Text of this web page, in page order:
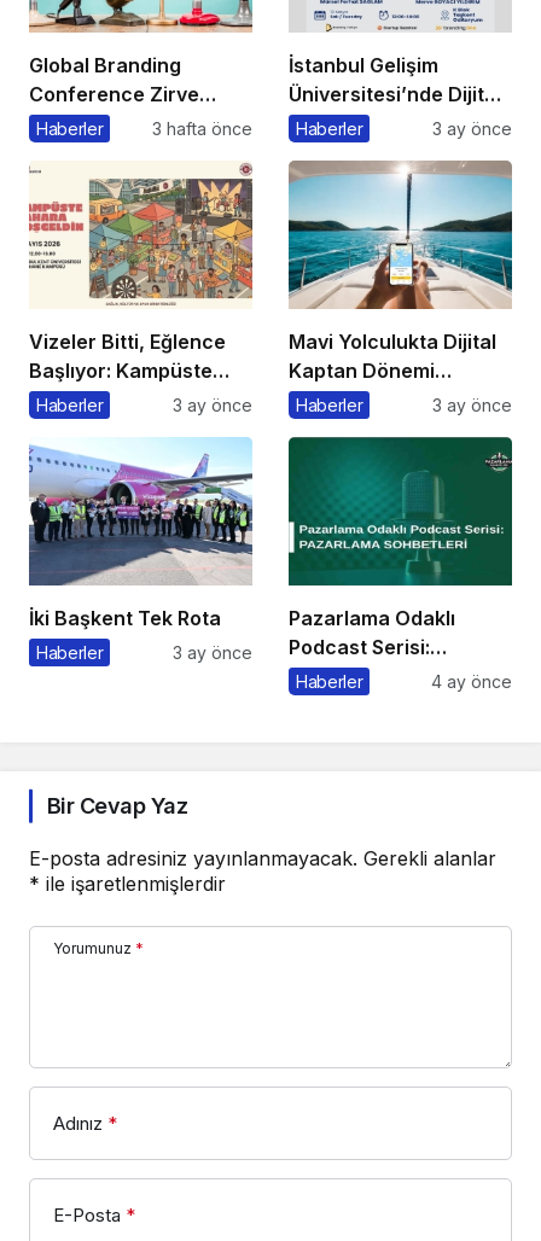
Global Branding
Conference Zirve
Başkanı’ndan Önemli
Haberler 3 hafta önce
İstanbul Gelişim
Üniversitesi’nde Dijital
Markalaşma 1.0
Haberler 3 ay önce
Vizeler Bitti, Eğlence
Başlıyor: Kampüste
Bahar Festivali
Haberler 3 ay önce
Mavi Yolculukta Dijital
Kaptan Dönemi
Başlıyor
Haberler 3 ay önce
İki Başkent Tek Rota
Haberler 3 ay önce
Pazarlama Odaklı
Podcast Serisi:
Pazarlama Sohbetleri
Haberler 4 ay önce
Bir Cevap Yaz
E-posta adresiniz yayınlanmayacak. Gerekli alanlar
* ile işaretlenmişlerdir
Yorumunuz *
Adınız *
E-Posta *